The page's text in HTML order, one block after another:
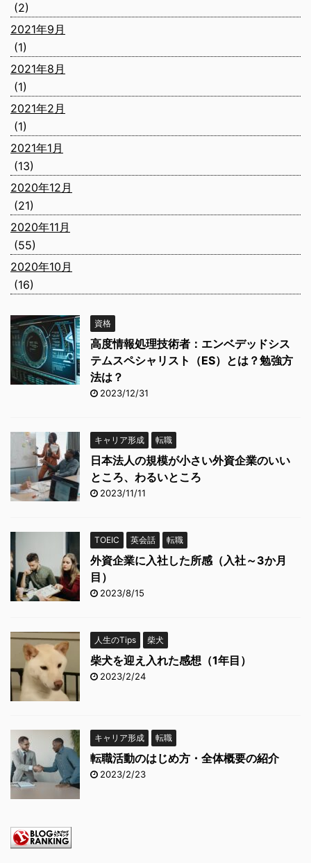
(2)
2021年9月
(1)
2021年8月
(1)
2021年2月
(1)
2021年1月
(13)
2020年12月
(21)
2020年11月
(55)
2020年10月
(16)
資格
高度情報処理技術者：エンベデッドシス
テムスペシャリスト（ES）とは？勉強方
法は？
2023/12/31
キャリア形成 転職
日本法人の規模が小さい外資企業のいい
ところ、わるいところ
2023/11/11
TOEIC 英会話 転職
外資企業に入社した所感（入社～3か月
目）
2023/8/15
人生のTips 柴犬
柴犬を迎え入れた感想（1年目）
2023/2/24
キャリア形成 転職
転職活動のはじめ方・全体概要の紹介
2023/2/23